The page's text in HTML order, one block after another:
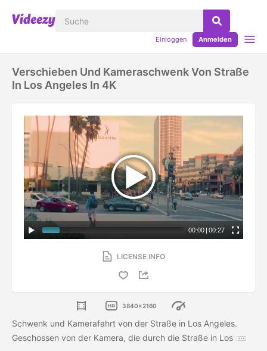
Einloggen Anmelden
Verschieben Und Kameraschwenk Von Straße
In Los Angeles In 4K
00:00 | 00:27
LICENSE INFO
3840x2160
Schwenk und Kamerafahrt von der Straße in Los Angeles.
Geschossen von der Kamera, die durch die Straße in Los